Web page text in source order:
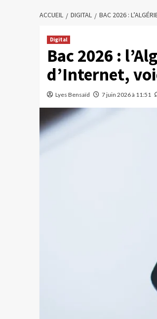
ACCUEIL DIGITAL BAC 2026 :
Digital
Bac 2026 :
d’Internet,
Lyes Bensaïd 7 juin 2026 à 11:51